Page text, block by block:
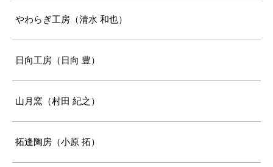
やわらぎ工房（清水 和也）
日向工房（日向 豊）
山月窯（村田 紀之）
拓逢陶房（小原 拓）